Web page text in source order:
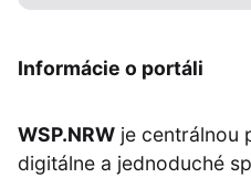
Informácie o portáli
WSP.NRW je centrálnou
digitálne a jednoduché